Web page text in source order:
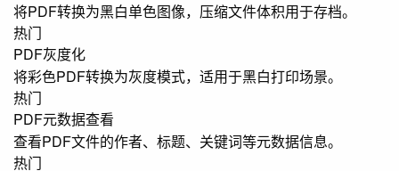
将PDF转换为黑白单色图像，压缩文件体积用于存档。
热门
PDF灰度化
将彩色PDF转换为灰度模式，适用于黑白打印场景。
热门
PDF元数据查看
查看PDF文件的作者、标题、关键词等元数据信息。
热门